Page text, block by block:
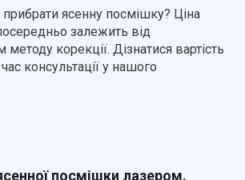
ясенну посмішку? Ціна
залежить від
методу корекції. Дізнатися вартість
консультації у нашого
посмішки лазером.